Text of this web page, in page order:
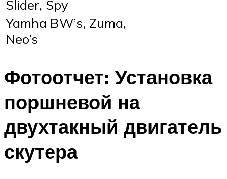
Slider, Spy
Yamha BW’s, Zuma,
Neo’s
Фотоотчет: Установка
поршневой на
двухтакный двигатель
скутера